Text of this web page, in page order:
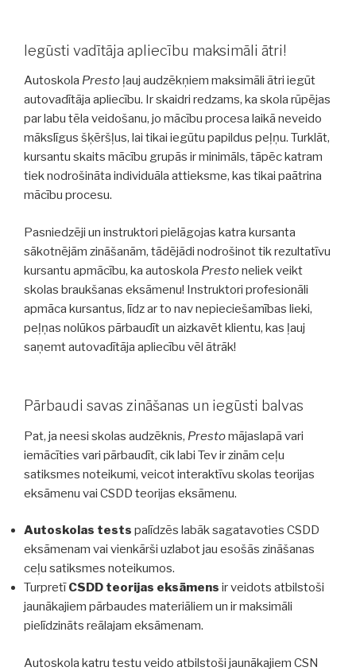
Iegūsti vadītāja apliecību maksimāli ātri!
Autoskola Presto ļauj audzēkņiem maksimāli ātri iegūt
autovadītāja apliecību. Ir skaidri redzams, ka skola rūpējas
par labu tēla veidošanu, jo mācību procesa laikā neveido
mākslīgus šķēršļus, lai tikai iegūtu papildus peļņu. Turklāt,
kursantu skaits mācību grupās ir minimāls, tāpēc katram
tiek nodrošināta individuāla attieksme, kas tikai paātrina
mācību procesu.
Pasniedzēji un instruktori pielāgojas katra kursanta
sākotnējām zināšanām, tādējādi nodrošinot tik rezultatīvu
kursantu apmācību, ka autoskola Prestoneliek veikt
skolas braukšanas eksāmenu! Instruktori profesionāli
apmāca kursantus, līdz ar to nav nepieciešamības lieki,
peļņas nolūkos pārbaudīt un aizkavēt klientu, kas ļauj
saņemt autovadītāja apliecību vēl ātrāk!
Pārbaudi savas zināšanas un iegūsti balvas
Pat, ja neesi skolas audzēknis, Prestomājaslapā vari
iemācīties vari pārbaudīt, cik labi Tev ir zinām ceļu
satiksmes noteikumi, veicot interaktīvu skolas teorijas
eksāmenu vai CSDD teorijas eksāmenu.
Autoskolas tests palīdzēs labāk sagatavoties CSDD
eksāmenam vai vienkārši uzlabot jau esošās zināšanas
ceļu satiksmes noteikumos.
TurpretīCSDD teorijas eksāmens ir veidots atbilstoši
jaunākajiem pārbaudes materiāliem un ir maksimāli
pielīdzināts reālajam eksāmenam.
Autoskola katru testu veido atbilstoši jaunākajiem CSN